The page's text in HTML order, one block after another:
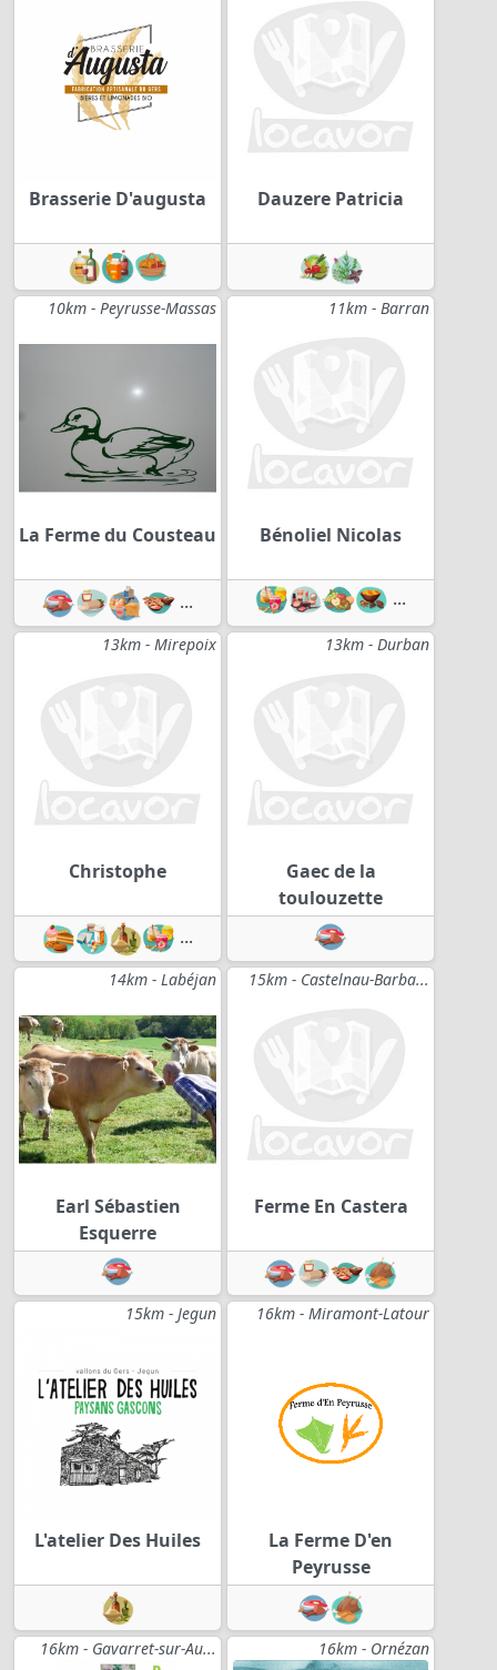
Brasserie D'augusta Dauzere Patricia
10km - Peyrusse-Massas
La Ferme du Cousteau
...
11km - Barran
Bénoliel Nicolas
...
13km - Mirepoix
Christophe
...
13km - Durban
Gaec de la
toulouzette
14km - Labéjan
Earl Sébastien
Esquerre
15km - Castelnau-Barba...
Ferme En Castera
15km - Jegun
L'atelier Des Huiles
16km - Miramont-Latour
La Ferme D'en
Peyrusse
16km - Gavarret-sur-Au... 16km - Ornézan